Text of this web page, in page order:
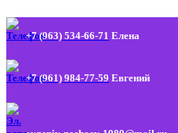
+7 (963) 534-66-71 Елена
+7 (961) 984-77-59 Евгений